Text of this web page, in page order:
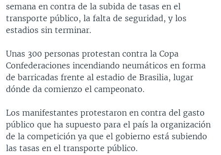
ENTRETENIMIENTO
semana en contra de la subida de tasas en el
transporte público, la falta de seguridad, y los
estadios sin terminar.
Unas 300 personas protestan contra la Copa
Confederaciones incendiando neumáticos en forma
de barricadas frente al estadio de Brasilia, lugar
dónde da comienzo el campeonato.
Los manifestantes protestaron en contra del gasto
público que ha supuesto para el país la organización
de la competición ya que el gobierno está subiendo
las tasas en el transporte público.